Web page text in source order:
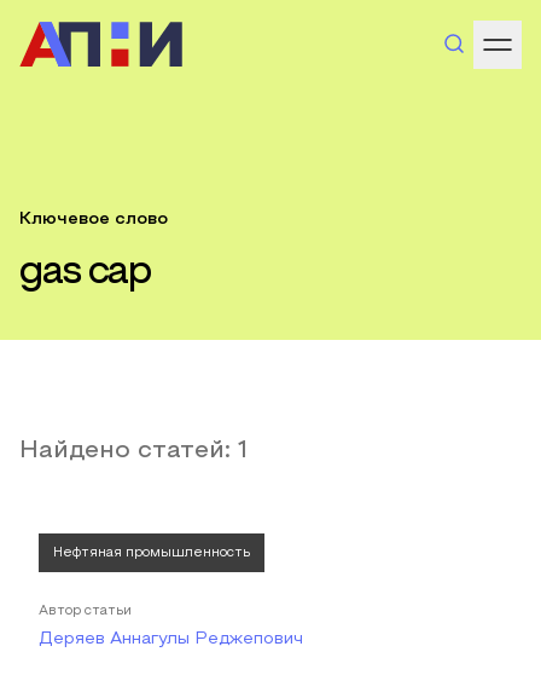
Ключевое слово
gas cap
Найдено статей: 1
Нефтяная промышленность
Автор статьи
Деряев Аннагулы Реджепович